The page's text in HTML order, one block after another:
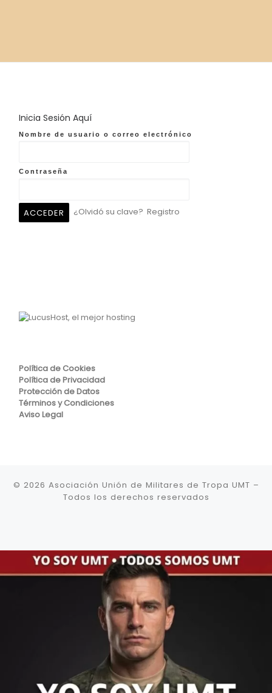
Inicia Sesión Aquí
Nombre de usuario o correo electrónico
Contraseña
¿Olvidó su clave? Registro
Política de Cookies
Política de Privacidad
Protección de Datos
Términos y Condiciones
Aviso Legal
© 2026 Asociación Unión de Militares de Tropa UMT –
Todos los derechos reservados